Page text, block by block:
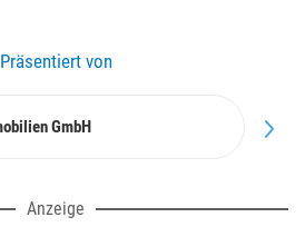
Präsentiert von
gut
Anzeige